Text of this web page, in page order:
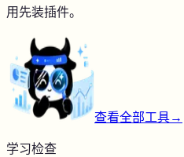
用先装插件。
查看全部工具→
学习检查